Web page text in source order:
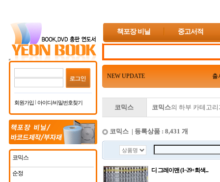
책포장 비닐 중고서적
회원가입 아이디/비밀번호찾기
코믹스
순정
NEW UPDATE 출
코믹스 코믹스의 하부 카테고
코믹스 | 등록상품 : 8,431 개
디 그레이맨 (1~29+회색...